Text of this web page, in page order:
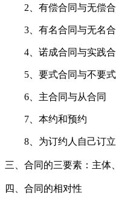
2、有偿合同与无偿合
3、有名合同与无名合
4、诺成合同与实践合
5、要式合同与不要式
6、主合同与从合同
7、本约和预约
8、为订约人自己订立
三、合同的三要素：主体
四、合同的相对性